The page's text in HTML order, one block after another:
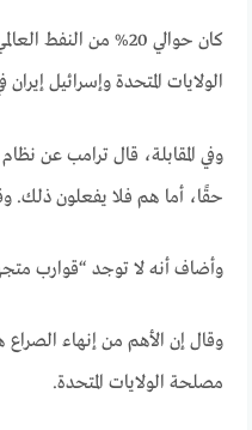
كان حوالي 20% من
الولايات المتحدة وإسرائيل إيران في 28 فبراير/
وفي المقابلة، قال ترامب عن
حقًا، أما هم فلا يفعلون ذلك.
وأضاف أنه لا توجد “قوارب
وقال إن الأهم من إنهاء
مصلحة الولايات المتحدة.